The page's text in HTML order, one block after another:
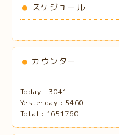
スケジュール
カウンター
Today : 3041
Yesterday : 5460
Total : 1651760